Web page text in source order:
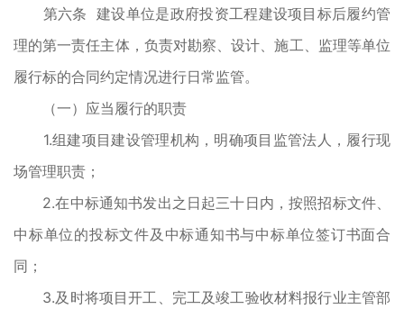
第六条 建设单位是政府投资工程建设项目标后履约管
理的第一责任主体，负责对勘察、设计、施工、监理等单位
履行标的合同约定情况进行日常监管。
（一）应当履行的职责
1.组建项目建设管理机构，明确项目监管法人，履行现
场管理职责；
2.在中标通知书发出之日起三十日内，按照招标文件、
中标单位的投标文件及中标通知书与中标单位签订书面合
同；
3.及时将项目开工、完工及竣工验收材料报行业主管部